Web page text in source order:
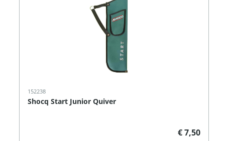
152238
Shocq Start Junior Quiver
€ 7,50